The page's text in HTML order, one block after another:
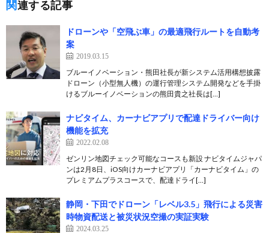
関連する記事
ドローンや「空飛ぶ車」の最適飛行ルートを自動考
案
2019.03.15
ブルーイノベーション・熊田社長が新システム活用構想披露
ドローン（小型無人機）の運行管理システム開発などを手掛
けるブルーイノベーションの熊田貴之社長は[…]
ナビタイム、カーナビアプリで配達ドライバー向け
機能を拡充
2022.02.08
ゼンリン地図チェック可能なコースも新設 ナビタイムジャパ
ンは2月8日、iOS向けカーナビアプリ「カーナビタイム」の
プレミアムプラスコースで、配達ドライ[…]
静岡・下田でドローン「レベル3.5」飛行による災害
時物資配送と被災状況空撮の実証実験
2024.03.25